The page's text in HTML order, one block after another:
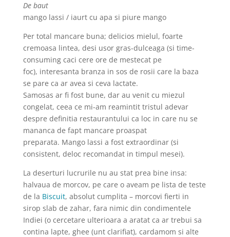
De baut
mango lassi / iaurt cu apa si piure mango
Per total mancare buna; delicios mielul, foarte
cremoasa lintea, desi usor gras-dulceaga (si time-
consuming caci cere ore de mestecat pe
foc), interesanta branza in sos de rosii care la baza
se pare ca ar avea si ceva lactate.
Samosas ar fi fost bune, dar au venit cu miezul
congelat, ceea ce mi-am reamintit tristul adevar
despre definitia restaurantului ca loc in care nu se
mananca de fapt mancare proaspat
preparata. Mango lassi a fost extraordinar (si
consistent, deloc recomandat in timpul mesei).
La deserturi lucrurile nu au stat prea bine insa:
halvaua de morcov, pe care o aveam pe lista de teste
de la Biscuit, absolut cumplita – morcovi fierti in
sirop slab de zahar, fara nimic din condimentele
Indiei (o cercetare ulterioara a aratat ca ar trebui sa
contina lapte, ghee (unt clarifiat), cardamom si alte